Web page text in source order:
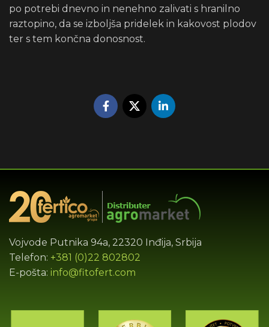
po potrebi dnevno in nenehno zalivati ​​s hranilno
raztopino, da se izboljša pridelek in kakovost plodov
ter s tem končna donosnost.
Vojvode Putnika 94a, 22320 Inđija, Srbija
Telefon: +381 (0)22 802802
E-pošta: info@fitofert.com